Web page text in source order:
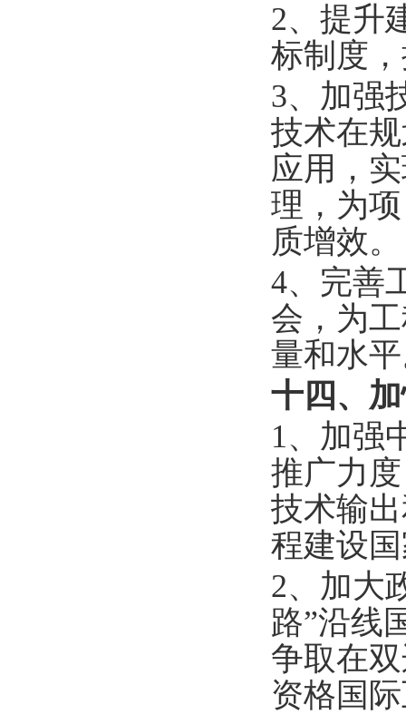
2、提升
标制度
3、加强
技术在
应用，
理，为
质增效。
4、完善
会，为
量和水
十四、
1、加强
推广力
技术输
程建设
2、加大
路”沿线
争取在
资格国